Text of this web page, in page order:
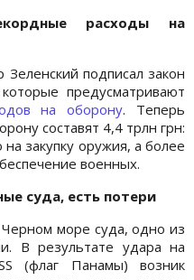
расходы на
подписал закон
предусматривают
на оборону. Теперь
составят 4,4 трлн грн:
закупку оружия, а более
военных.
суда, есть потери
Черном море суда, одно из
В результате удара на
(флаг Панамы) возник